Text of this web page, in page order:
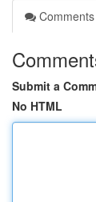
Comments
Submit a
No HTML